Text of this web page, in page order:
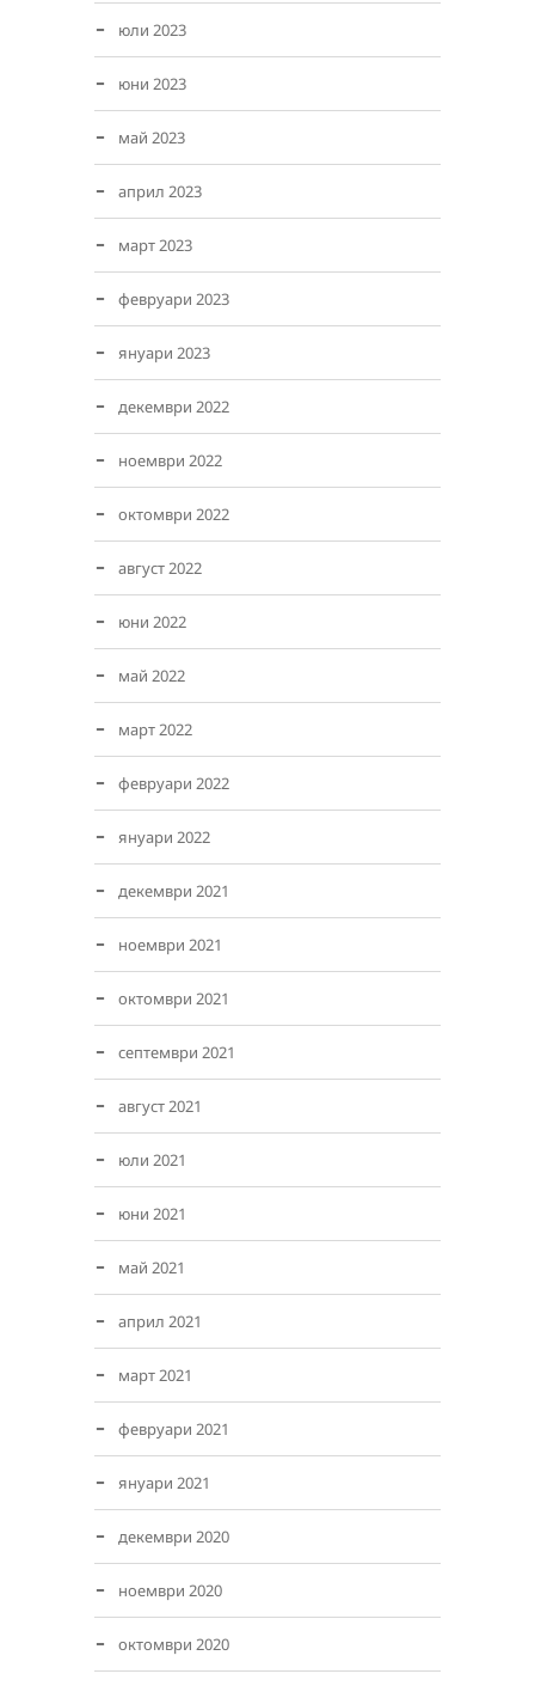
юли 2023
юни 2023
май 2023
април 2023
март 2023
февруари 2023
януари 2023
декември 2022
ноември 2022
октомври 2022
август 2022
юни 2022
май 2022
март 2022
февруари 2022
януари 2022
декември 2021
ноември 2021
октомври 2021
септември 2021
август 2021
юли 2021
юни 2021
май 2021
април 2021
март 2021
февруари 2021
януари 2021
декември 2020
ноември 2020
октомври 2020